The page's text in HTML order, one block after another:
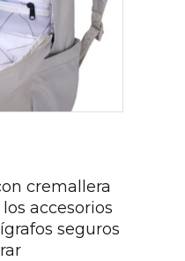
cremallera
accesorios
seguros